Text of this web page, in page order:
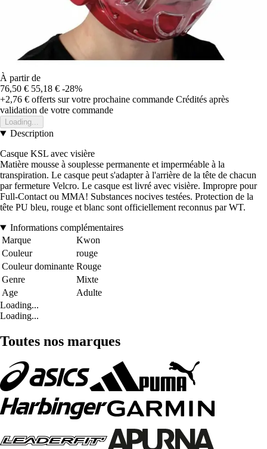
À partir de
76,50 € 55,18 € -28%
+2,76 € offerts sur votre prochaine commande Crédités après
validation de votre commande
Loading...
Description
Casque KSL avec visière
Matière mousse à souplesse permanente et imperméable à la
transpiration. Le casque peut s'adapter à l'arrière de la tête de chacun
par fermeture Velcro. Le casque est livré avec visière. Impropre pour
Full-Contact ou MMA! Substances nocives testées. Protection de la
tête PU bleu, rouge et blanc sont officiellement reconnus par WT.
Informations complémentaires
Marque
Kwon
Couleur
rouge
Couleur dominante Rouge
Genre
Mixte
Age
Adulte
Loading...
Loading...
Toutes nos marques